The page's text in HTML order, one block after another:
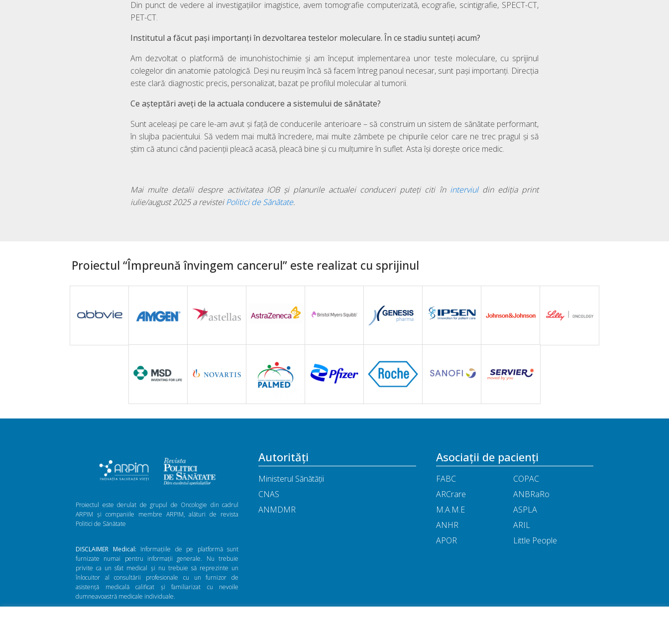
Din punct de vedere al investigațiilor imagistice, avem tomografie computerizată, ecografie, scintigrafie, SPECT-CT,
PET-CT.
Institutul a făcut pași importanți în dezvoltarea testelor moleculare. În ce stadiu sunteți acum?
Am dezvoltat o platformă de imunohistochimie și am început implementarea unor teste moleculare, cu sprijinul
colegelor din anatomie patologică. Deși nu reușim încă să facem întreg panoul necesar, sunt pași importanți. Direcția
este clară: diagnostic precis, personalizat, bazat pe profilul molecular al tumorii.
Ce așteptări aveți de la actuala conducere a sistemului de sănătate?
Sunt aceleași pe care le-am avut și față de conducerile anterioare – să construim un sistem de sănătate performant,
în slujba pacientului. Să vedem mai multă încredere, mai multe zâmbete pe chipurile celor care ne trec pragul și să
știm că atunci când pacienții pleacă acasă, pleacă bine și cu mulțumire în suflet. Asta își dorește orice medic.
Mai multe detalii despre activitatea IOB și planurile actualei conduceri puteți citi în interviuldin ediția print
iulie/august 2025 a revisteiPolitici de Sănătate.
Proiectul “Împreună învingem cancerul” este realizat cu sprijinul
Proiectul este derulat de grupul de Oncologie din cadrul
ARPIM și companiile membre ARPIM, alături de revista
Politici de Sănătate
DISCLAIMER Medical: Informațiile de pe platformă sunt
furnizate numai pentru informații generale. Nu trebuie
privite ca un sfat medical și nu trebuie să reprezinte un
înlocuitor al consultării profesionale cu un furnizor de
asistență medicală calificat și familiarizat cu nevoile
dumneavoastră medicale individuale.
Autorități
Ministerul Sănătății
CNAS
ANMDMR
Asociații de pacienți
FABC
COPAC
ARCrare
ANBRaRo
M.A.M.E
ASPLA
ANHR
ARIL
APOR
Little People